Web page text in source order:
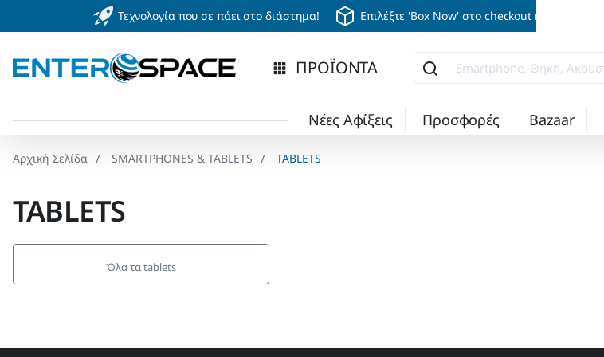
Τεχνολογία που σε πάει στο διάστημα! Επιλέξτε 'Box Now' στο checkout και
ΠΡΟΪΟΝΤΑ
Smartphone,
Θήκη,
Νέες Αφίξεις Προσφορές Bazaar
SMARTPHONES & TABLETS TABLETS
TABLETS
Όλα τα tablets